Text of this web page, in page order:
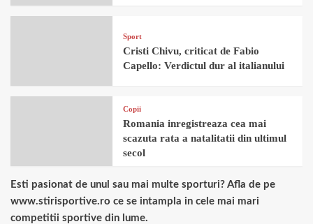
Sport
Cristi Chivu, criticat de Fabio
Capello: Verdictul dur al italianului
Copii
Romania inregistreaza cea mai
scazuta rata a natalitatii din ultimul
secol
Esti pasionat de unul sau mai multe sporturi? Afla de pe
www.stirisportive.ro ce se intampla in cele mai mari
competitii sportive din lume.